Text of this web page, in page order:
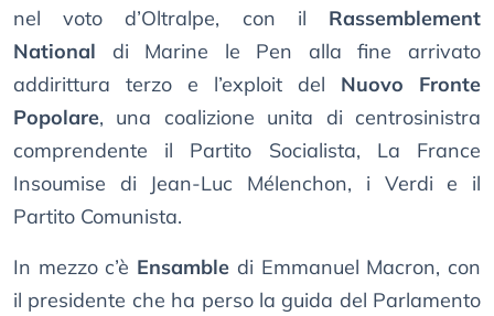
nel voto d’Oltralpe, con il Rassemblement
National di Marine le Pen alla fine arrivato
addirittura terzo e l’exploit del Nuovo Fronte
Popolare, una coalizione unita di centrosinistra
comprendente il Partito Socialista, La France
Insoumise di Jean-Luc Mélenchon, i Verdi e il
Partito Comunista.
In mezzo c’è Ensamble di Emmanuel Macron, con
il presidente che ha perso la guida del Parlamento